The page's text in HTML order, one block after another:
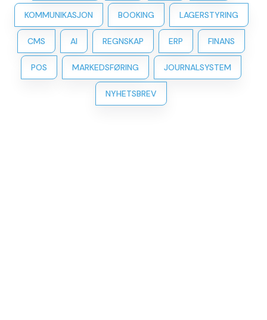
KOMMUNIKASJON BOOKING LAGERSTYRING
CMS AI REGNSKAP ERP FINANS
POS MARKEDSFØRING JOURNALSYSTEM
NYHETSBREV